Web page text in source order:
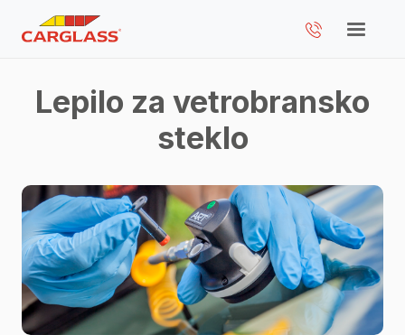
Lepilo za vetrobransko
steklo